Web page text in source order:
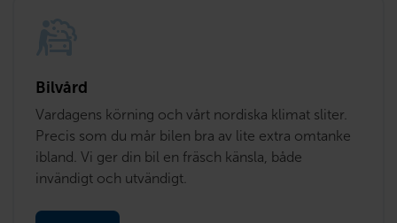
Bilvård
Vardagens körning och vårt nordiska klimat sliter.
Precis som du mår bilen bra av lite extra omtanke
ibland. Vi ger din bil en fräsch känsla, både
invändigt och utvändigt.